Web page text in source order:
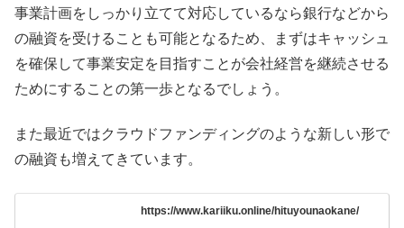
事業計画をしっかり立てて対応しているなら銀行などから
の融資を受けることも可能となるため、まずはキャッシュ
を確保して事業安定を目指すことが会社経営を継続させる
ためにすることの第一歩となるでしょう。
また最近ではクラウドファンディングのような新しい形で
の融資も増えてきています。
https://www.kariiku.online/hituyounaokane/